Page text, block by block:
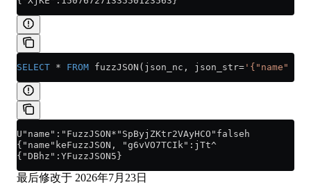
SELECT * FROM fuzzJSON(json_nc, json_str= '{"name" :
U"name":"FuzzJSON*"SpByjZKtr2VAyHCO"falseh
{"name"keFuzzJSON, "g6vVO7TCIk":jTt^
{"DBhz":YFuzzJSON5}
最后修改于 2026年7月23日